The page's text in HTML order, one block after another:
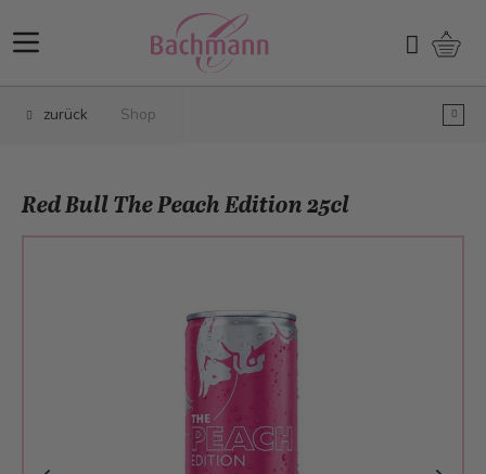
Suchen
zurück Shop
Red Bull The Peach Edition 25cl